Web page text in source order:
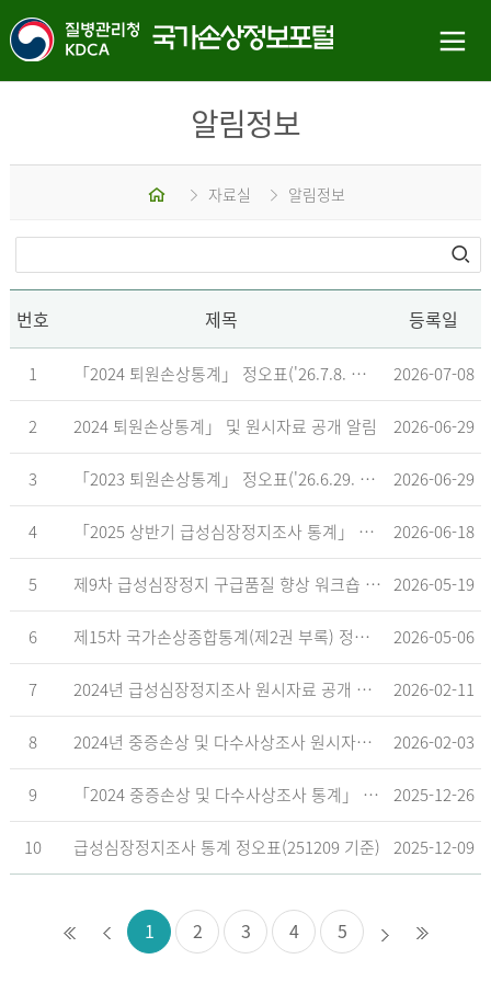
알림정보
홈 자료실 알림정보
번호 제목 등록일
1 「2024 퇴원손상통계」 정오표('26.7.8. 기준) 2026-07-08
2 2024 퇴원손상통계」 및 원시자료 공개 알림 2026-06-29
3 「2023 퇴원손상통계」 정오표('26.6.29. 기준) 2026-06-29
4 「2025 상반기 급성심장정지조사 통계」 공표 2026-06-18
5 제9차 급성심장정지 구급품질 향상 워크숍 개최 안내 2026-05-19
6 제15차 국가손상종합통계(제2권 부록) 정오표('26.5.18. 기준) 2026-05-06
7 2024년 급성심장정지조사 원시자료 공개 알림 2026-02-11
8 2024년 중증손상 및 다수사상조사 원시자료 공개 알림 2026-02-03
9 「2024 중증손상 및 다수사상조사 통계」 공표 2025-12-26
10 급성심장정지조사 통계 정오표(251209 기준) 2025-12-09
1 2 3 4 5